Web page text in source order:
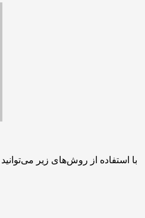
با استفاده از روش‌های زیر